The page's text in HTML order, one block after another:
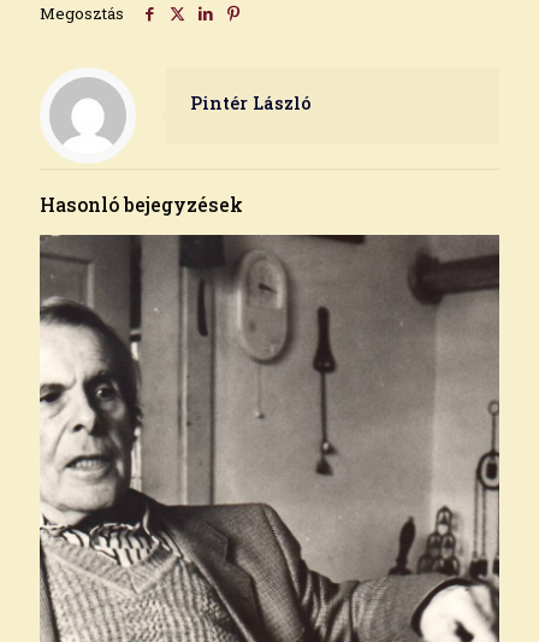
Megosztás
Pintér László
Hasonló bejegyzések